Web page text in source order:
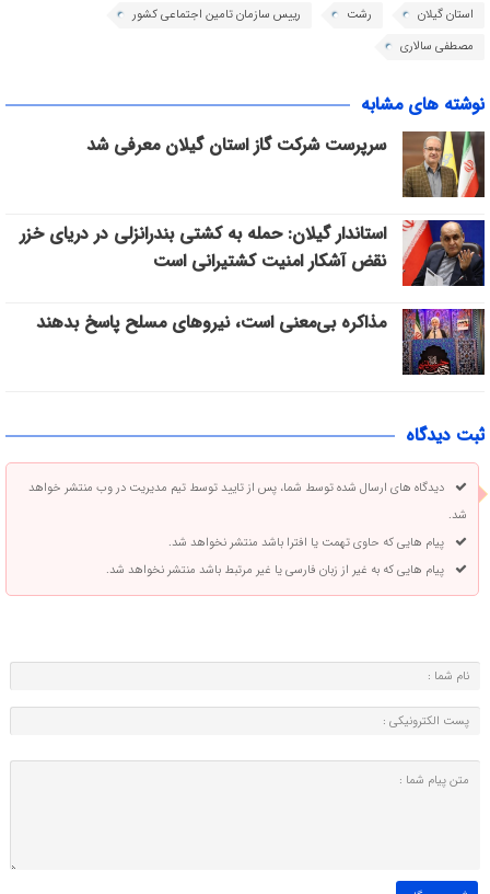
استان گیلان رشت
رییس سازمان تامین اجتماعی کشور
مصطفی سالاری
نوشته های مشابه
سرپرست شرکت گاز استان گیلان معرفی شد
استاندار گیلان: حمله به کشتی بندرانزلی در دریای خزر
نقض آشکار امنیت کشتیرانی است
مذاکره بی‌معنی است، نیروهای مسلح پاسخ بدهند
ثبت دیدگاه
دیدگاه های ارسال شده توسط شما، پس از تایید توسط تیم مدیریت در وب منتشر خواهد
شد.
پیام هایی که حاوی تهمت یا افترا باشد منتشر نخواهد شد.
پیام هایی که به غیر از زبان فارسی یا غیر مرتبط باشد منتشر نخواهد شد.